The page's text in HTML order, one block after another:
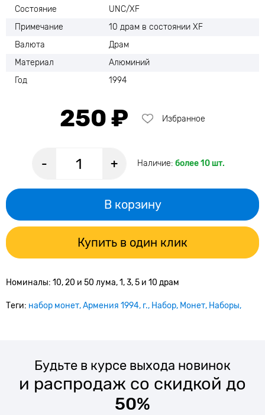
Состояние
UNC/XF
Примечание
10 драм в состоянии XF
Валюта
Драм
Материал
Алюминий
Год
1994
250 ₽ Избранное
- + Наличие: более 10 шт.
В корзину
Купить в один клик
Номиналы: 10, 20 и 50 лума, 1, 3, 5 и 10 драм
Теги: набор монет Армения 1994 г. Набор Монет Наборы
Будьте в курсе выхода новинок
и распродаж со скидкой до
50%